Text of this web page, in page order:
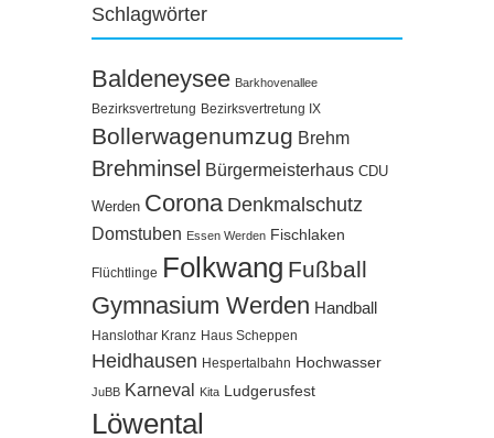
Schlagwörter
Baldeneysee Barkhovenallee
Bezirksvertretung Bezirksvertretung IX
Bollerwagenumzug Brehm
Brehminsel Bürgermeisterhaus CDU
Werden Corona Denkmalschutz
Domstuben Essen Werden Fischlaken
Flüchtlinge Folkwang Fußball
Gymnasium Werden Handball
Hanslothar Kranz Haus Scheppen
Heidhausen Hespertalbahn Hochwasser
JuBB Karneval Kita Ludgerusfest
Löwental